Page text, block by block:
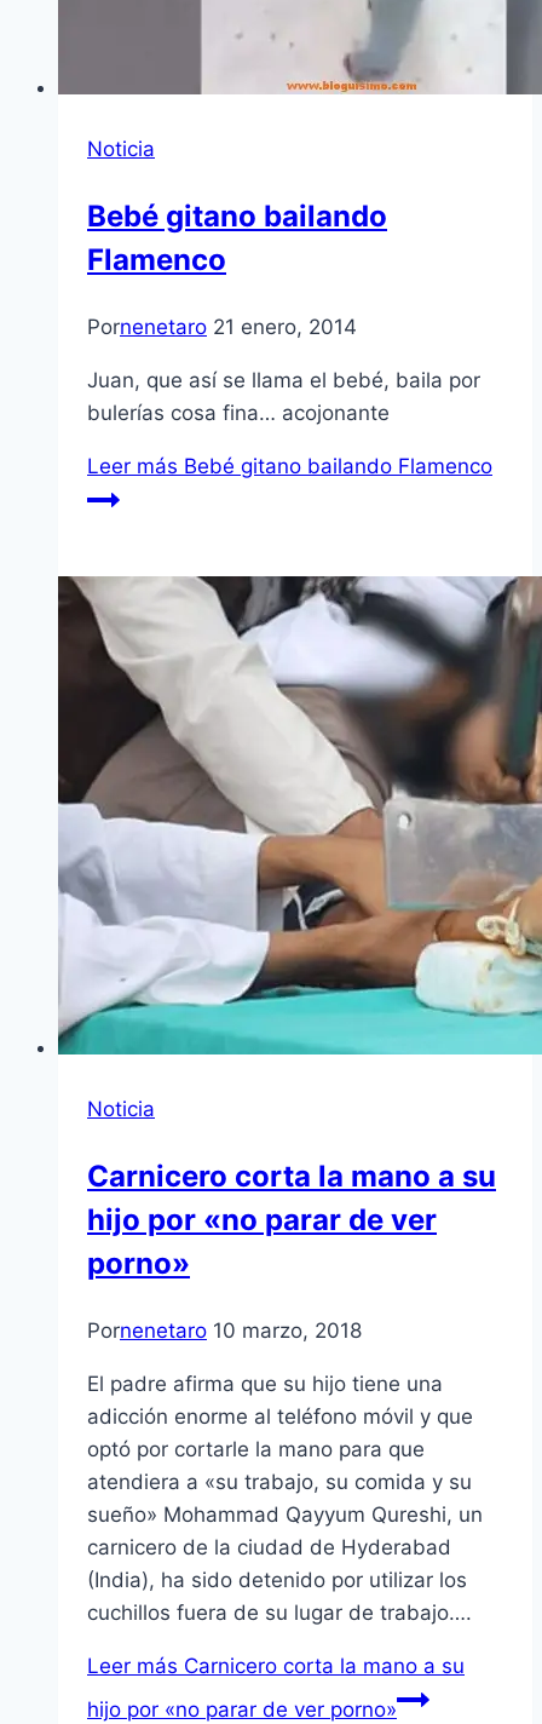
Noticia
Bebé gitano bailando
Flamenco
Pornenetaro 21 enero, 2014
Juan, que así se llama el bebé, baila por
bulerías cosa fina… acojonante
Leer más Bebé gitano bailando Flamenco
Noticia
Carnicero corta la mano a su
hijo por «no parar de ver
porno»
Pornenetaro 10 marzo, 2018
El padre afirma que su hijo tiene una
adicción enorme al teléfono móvil y que
optó por cortarle la mano para que
atendiera a «su trabajo, su comida y su
sueño» Mohammad Qayyum Qureshi, un
carnicero de la ciudad de Hyderabad
(India), ha sido detenido por utilizar los
cuchillos fuera de su lugar de trabajo….
Leer más Carnicero corta la mano a su
hijo por «no parar de ver porno»